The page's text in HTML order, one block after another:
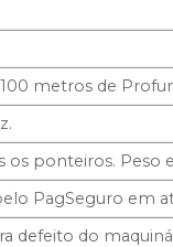
metros de
os ponteiros. Peso
PagSeguro em
defeito do